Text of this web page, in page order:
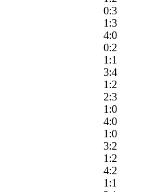
0:3
1:3
4:0
0:2
1:1
3:4
1:2
2:3
1:0
4:0
1:0
3:2
1:2
4:2
1:1